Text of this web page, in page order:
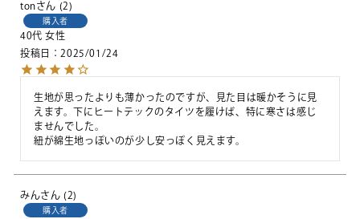
ton 2
購入者
40代 女性
投稿日
2025/01/24
生地が思ったよりも薄かったのですが、見た目は暖かそうに見
えます。下にヒートテックのタイツを履けば、特に寒さは感じ
ませんでした。
紐が綿生地っぽいのが少し安っぽく見えます。
みん 2
購入者